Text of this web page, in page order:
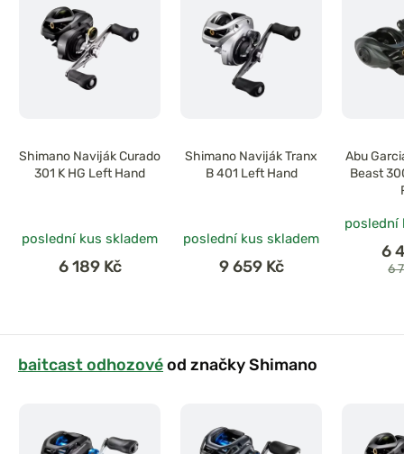
Shimano Naviják Curado
301 K HG Left Hand
poslední kus skladem
6 189 Kč
Shimano Naviják Tranx
B 401 Left Hand
poslední kus skladem
9 659 Kč
Abu
Beast
poslední
6
6
baitcast odhozovéod značky Shimano